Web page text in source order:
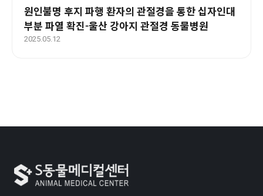
원인불명 후지 파행 환자의 관절경을 통한 십자인대
부분 파열 확진-울산 강아지 관절경 동물병원
2025.05.12